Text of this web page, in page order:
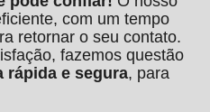
com um tempo
retornar o seu contato.
fazemos questão
rápida e segura, para